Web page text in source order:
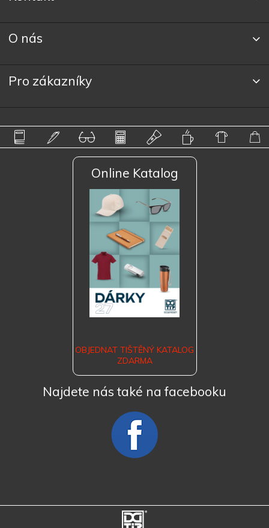
O nás
Pro zákazníky
Online Katalog
OBJEDNAT TIŠTĚNÝ KATALOG
ZDARMA
Najdete nás také na facebooku